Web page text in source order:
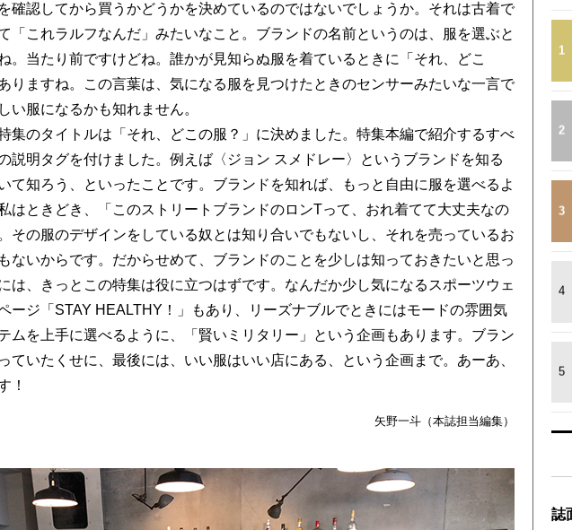
確認してから買うかどうかを決めているのではないでしょうか。それは古着で
「これラルフなんだ」みたいなこと。ブランドの名前というのは、服を選ぶと
。当たり前ですけどね。誰かが見知らぬ服を着ているときに「それ、どこ
りますね。この言葉は、気になる服を見つけたときのセンサーみたいな一言で
い服になるかも知れません。
集のタイトルは「それ、どこの服？」に決めました。特集本編で紹介するすべ
説明タグを付けました。例えば〈ジョン スメドレー〉というブランドを知る
て知ろう、といったことです。ブランドを知れば、もっと自由に服を選べるよ
はときどき、「このストリートブランドのロンTって、おれ着てて大丈夫なの
その服のデザインをしている奴とは知り合いでもないし、それを売っているお
ないからです。だからせめて、ブランドのことを少しは知っておきたいと思っ
は、きっとこの特集は役に立つはずです。なんだか少し気になるスポーツウェ
ージ「STAY HEALTHY！」もあり、リーズナブルでときにはモードの雰囲気
ムを上手に選べるように、「賢いミリタリー」という企画もあります。ブラン
ていたくせに、最後には、いい服はいい店にある、という企画まで。あーあ、
！
矢野一斗（本誌担当編集）
1
2
3
4
5
誌